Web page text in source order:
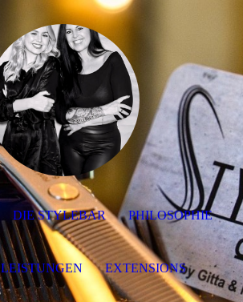
DIE STYLEBAR PHILOSOPHIE
LEISTUNGEN EXTENSIONS